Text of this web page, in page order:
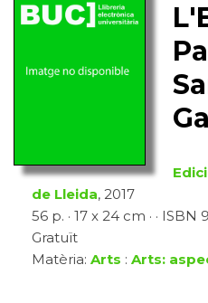
de Lleida, 2017
56 p. · 17 x 24 cm · · ISBN
Gratuït
Matèria: Arts : Arts: